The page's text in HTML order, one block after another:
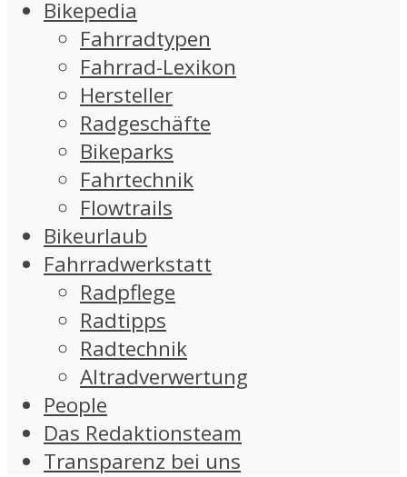
Bikepedia
Fahrradtypen
Fahrrad-Lexikon
Hersteller
Radgeschäfte
Bikeparks
Fahrtechnik
Flowtrails
Bikeurlaub
Fahrradwerkstatt
Radpflege
Radtipps
Radtechnik
Altradverwertung
People
Das Redaktionsteam
Transparenz bei uns